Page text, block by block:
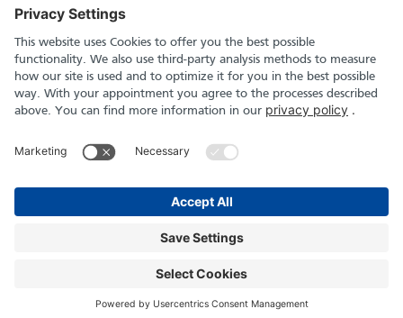
Sicherheitshinweise
Informationen